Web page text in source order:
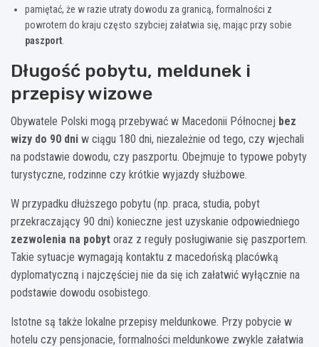
pamiętać, że w razie utraty dowodu za granicą, formalności z
powrotem do kraju często szybciej załatwia się, mając przy sobie
paszport
Długość pobytu, meldunek i
przepisy wizowe
Obywatele Polski mogą przebywać w Macedonii Północnej bez
wizy do 90 dni w ciągu 180 dni, niezależnie od tego, czy wjechali
na podstawie dowodu, czy paszportu. Obejmuje to typowe pobyty
turystyczne, rodzinne czy krótkie wyjazdy służbowe.
W przypadku dłuższego pobytu (np. praca, studia, pobyt
przekraczający 90 dni) konieczne jest uzyskanie odpowiedniego
zezwolenia na pobyt oraz z reguły posługiwanie się paszportem.
Takie sytuacje wymagają kontaktu z macedońską placówką
dyplomatyczną i najczęściej nie da się ich załatwić wyłącznie na
podstawie dowodu osobistego.
Istotne są także lokalne przepisy meldunkowe. Przy pobycie w
hotelu czy pensjonacie, formalności meldunkowe zwykle załatwia